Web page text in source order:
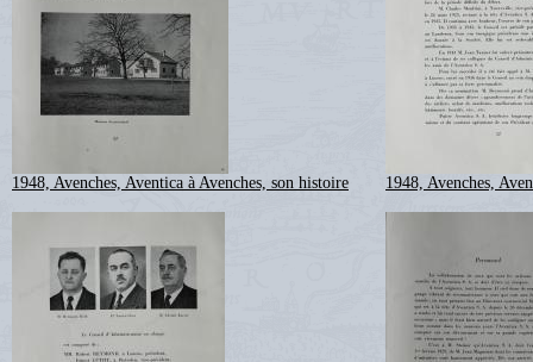
1948, Avenches, Aventica à Avenches, son histoire 1948, Avenches,